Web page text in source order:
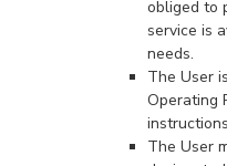
obliged to
service is
needs.
The User
Operating
The User